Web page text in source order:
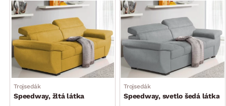
Trojsedák
Speedway, žltá látka
Trojsedák
Speedway, svetlo šedá látka